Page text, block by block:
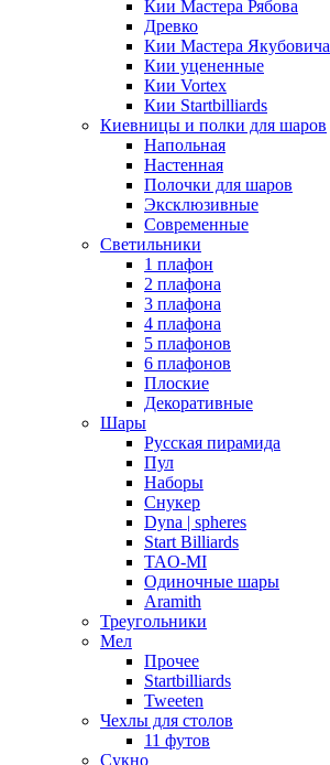
Кии Мастера Рябова
Древко
Кии Мастера Якубовича
Кии уцененные
Кии Vortex
Кии Startbilliards
Киевницы и полки для шаров
Напольная
Настенная
Полочки для шаров
Эксклюзивные
Современные
Светильники
1 плафон
2 плафона
3 плафона
4 плафона
5 плафонов
6 плафонов
Плоские
Декоративные
Шары
Русская пирамида
Пул
Наборы
Снукер
Dyna | spheres
Start Billiards
TAO-MI
Одиночные шары
Aramith
Треугольники
Мел
Прочее
Startbilliards
Tweeten
Чехлы для столов
11 футов
Сукно